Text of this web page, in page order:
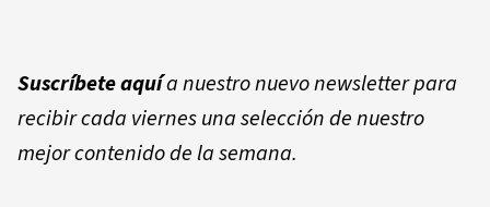
Suscríbete aquía nuestro nuevo newsletter para
recibir cada viernes una selección de nuestro
mejor contenido de la semana.